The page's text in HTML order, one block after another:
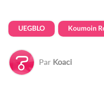
UEGBLO Koumoin
Par Koaci